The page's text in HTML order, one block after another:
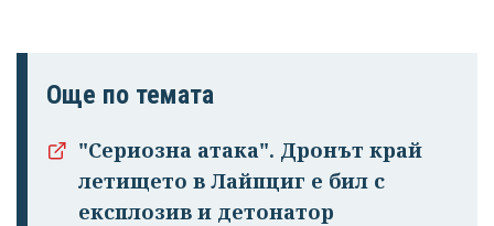
Още по темата
"Сериозна атака". Дронът край
летището в Лайпциг е бил с
експлозив и детонатор